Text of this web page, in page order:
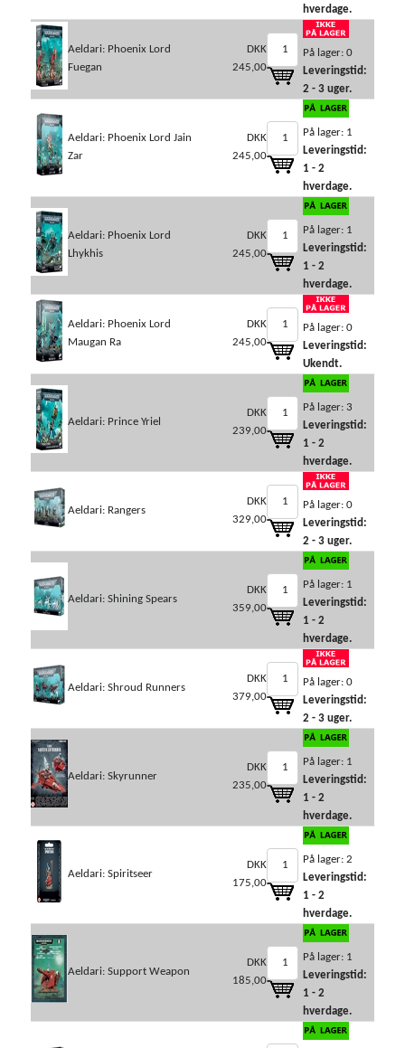
hverdage.
Aeldari: Phoenix Lord
Fuegan
DKK
245,00
På lager: 0
Leveringstid:
2 - 3 uger.
Aeldari: Phoenix Lord Jain
Zar
DKK
245,00
På lager: 1
Leveringstid:
1 - 2
hverdage.
Aeldari: Phoenix Lord
Lhykhis
DKK
245,00
På lager: 1
Leveringstid:
1 - 2
hverdage.
Aeldari: Phoenix Lord
Maugan Ra
DKK
245,00
På lager: 0
Leveringstid:
Ukendt.
Aeldari: Prince Yriel
DKK
239,00
På lager: 3
Leveringstid:
1 - 2
hverdage.
Aeldari: Rangers
DKK
329,00
På lager: 0
Leveringstid:
2 - 3 uger.
Aeldari: Shining Spears
DKK
359,00
På lager: 1
Leveringstid:
1 - 2
hverdage.
Aeldari: Shroud Runners
DKK
379,00
På lager: 0
Leveringstid:
2 - 3 uger.
Aeldari: Skyrunner
DKK
235,00
På lager: 1
Leveringstid:
1 - 2
hverdage.
Aeldari: Spiritseer
DKK
175,00
På lager: 2
Leveringstid:
1 - 2
hverdage.
Aeldari: Support Weapon
DKK
185,00
På lager: 1
Leveringstid:
1 - 2
hverdage.